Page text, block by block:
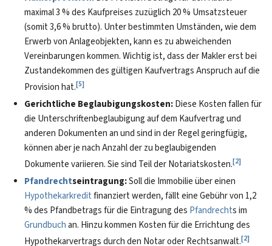
maximal 3 % des Kaufpreises zuzüglich 20 % Umsatzsteuer
(somit 3,6 % brutto). Unter bestimmten Umständen, wie dem
Erwerb von Anlageobjekten, kann es zu abweichenden
Vereinbarungen kommen. Wichtig ist, dass der Makler erst bei
Zustandekommen des gültigen Kaufvertrags Anspruch auf die
Provision hat.[5]
Gerichtliche Beglaubigungskosten:Diese Kosten fallen für
die Unterschriftenbeglaubigung auf dem Kaufvertrag und
anderen Dokumenten an und sind in der Regel geringfügig,
können aber je nach Anzahl der zu beglaubigenden
Dokumente variieren. Sie sind Teil der Notariatskosten.[2]
Pfandrechtseintragung:Soll die Immobilie über einen
Hypothekarkreditfinanziert werden, fällt eine Gebühr von 1,2
% des Pfandbetrags für die Eintragung des Pfandrechts im
Grundbuchan. Hinzu kommen Kosten für die Errichtung des
Hypothekarvertrags durch den Notar oder Rechtsanwalt.[2]